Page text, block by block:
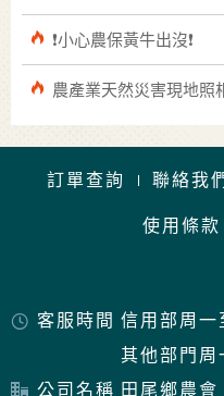
❗️小心農保黃牛出沒❗️
農產業天然災害現地照
訂單查詢 聯絡我
使用條款
客服時間 信用部周
其他部門
公司名稱 田尾鄉農會